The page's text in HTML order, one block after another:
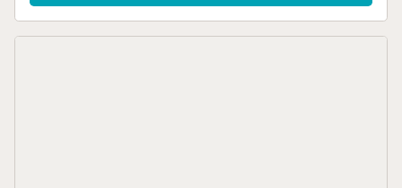
vous pouvez vous détendre en plein air et profiter de nos